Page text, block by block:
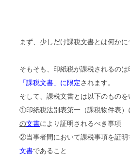
まず、少しだけ課税文書とは何かに
そもそも、印紙税が課税されるの
「課税文書」に限定されます。
そして、課税文書とは以下のものを
①印紙税法別表第一（課税物件表）
の文書により証明されるべき事項
②当事者間において課税事項を証明
文書であること